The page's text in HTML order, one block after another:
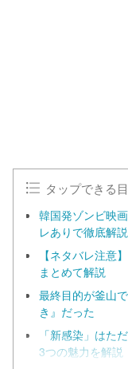
タップできる
韓国発ゾンビ映
レありで徹底解説
【ネタバレ注意
まとめて解説
最終目的が釜山
き』だった
「新感染」はた
3つの魅力を解説